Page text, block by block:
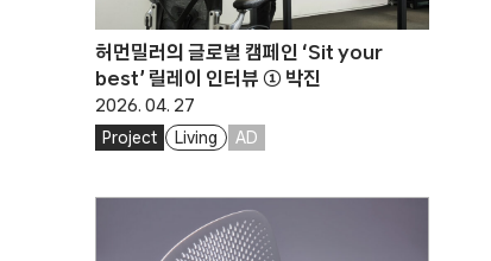
허먼밀러의 글로벌 캠페인 ‘Sit your
best’ 릴레이 인터뷰 ① 박진
2026. 04. 27
Project Living AD